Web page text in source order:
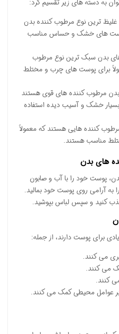
به دسته های زیر تقسیم کرد:
ترین نوع مرطوب کننده بدن
پوست های خشک و حساس مناسب
بدن سبک ترین نوع مرطوب
برای پوست های چرب و مختلط
مرطوب کننده های قوی هستند
خشک و آسیب دیده استفاده
کننده هایی هستند که معمولاً
مناسب هستند.
های بدن
پوست خود را با آب و صابون
آرامی روی پوست خود بمالید.
کنید و سپس لباس بپوشید.
برای پوست دارند، از جمله:
می کنند.
می کنند.
کنند.
عوامل محیطی کمک می کنند.